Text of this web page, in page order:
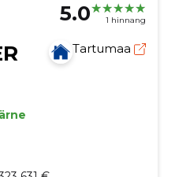
5.0 1 hinnang
Tartumaa